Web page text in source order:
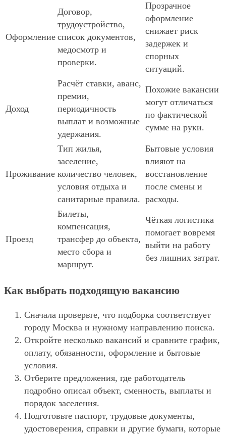
Оформление
Договор,
трудоустройство,
список документов,
медосмотр и
проверки.
Прозрачное
оформление
снижает риск
задержек и
спорных
ситуаций.
Доход
Расчёт ставки, аванс,
премии,
периодичность
выплат и возможные
удержания.
Похожие вакансии
могут отличаться
по фактической
сумме на руки.
Проживание
Тип жилья,
заселение,
количество человек,
условия отдыха и
санитарные правила.
Бытовые условия
влияют на
восстановление
после смены и
расходы.
Проезд
Билеты,
компенсация,
трансфер до объекта,
место сбора и
маршрут.
Чёткая логистика
помогает вовремя
выйти на работу
без лишних затрат.
Как выбрать подходящую вакансию
Сначала проверьте, что подборка соответствует
городу Москва и нужному направлению поиска.
Откройте несколько вакансий и сравните график,
оплату, обязанности, оформление и бытовые
условия.
Отберите предложения, где работодатель
подробно описал объект, сменность, выплаты и
порядок заселения.
Подготовьте паспорт, трудовые документы,
удостоверения, справки и другие бумаги, которые